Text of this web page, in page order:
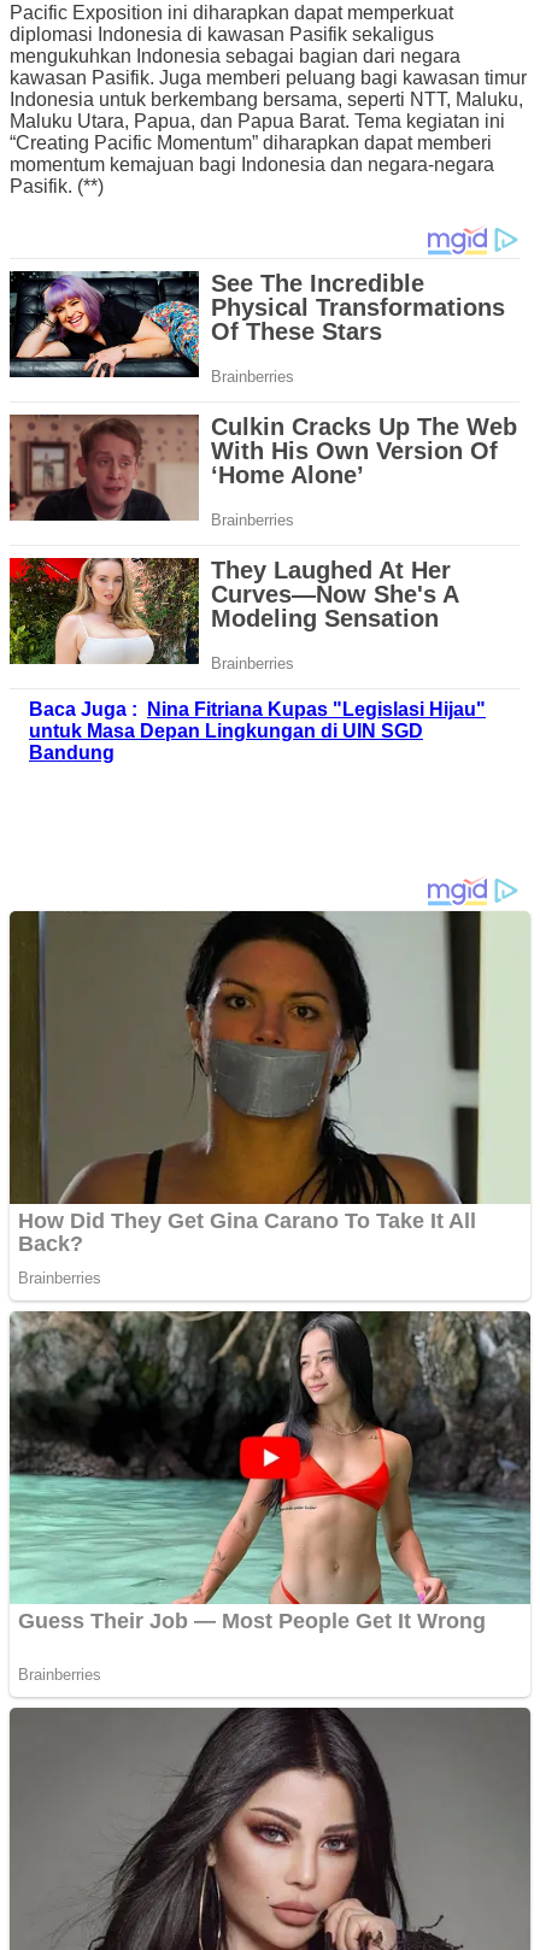
Pacific Exposition ini diharapkan dapat memperkuat
diplomasi Indonesia di kawasan Pasifik sekaligus
mengukuhkan Indonesia sebagai bagian dari negara
kawasan Pasifik. Juga memberi peluang bagi kawasan timur
Indonesia untuk berkembang bersama, seperti NTT, Maluku,
Maluku Utara, Papua, dan Papua Barat. Tema kegiatan ini
“Creating Pacific Momentum” diharapkan dapat memberi
momentum kemajuan bagi Indonesia dan negara-negara
Pasifik. (**)
Baca Juga :
Nina Fitriana Kupas "Legislasi Hijau"
untuk Masa Depan Lingkungan di UIN SGD
Bandung